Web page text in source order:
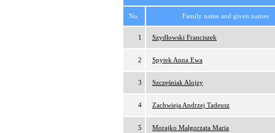
No. Family name and given names
1 Szydłowski Franciszek
2 Spytek Anna Ewa
3 Szczęśniak Alojzy
4 Zachwieja Andrzej Tadeusz
5 Morajko Małgorzata Maria